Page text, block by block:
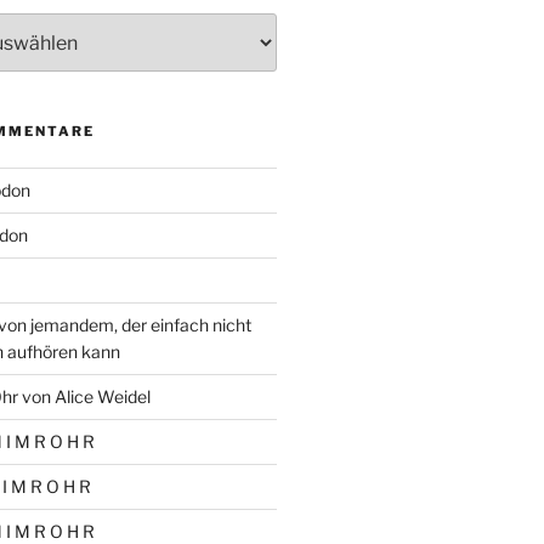
jemandem, der einfach nicht
aufhören kann
von Alice Weidel
I M R O H R
M R O H R
I M R O H R